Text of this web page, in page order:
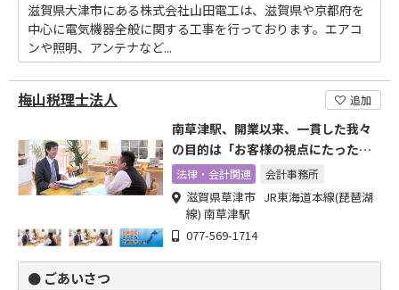
滋賀県大津市にある株式会社山田電工は、滋賀県や京都府を
中心に電気機器全般に関する工事を行っております。エアコ
ンや照明、アンテナなど...
梅山税理士法人 追加
南草津駅、開業以来、一貫した我々
の目的は「お客様の視点にたったサ
ービスの提供」です。
法律・会計関連 会計事務所
滋賀県草津市 JR東海道本線(琵琶湖
線) 南草津駅
077-569-1714
● ごあいさつ